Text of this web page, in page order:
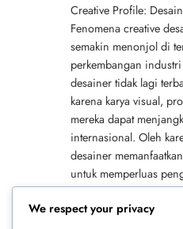
Creative Profile:
Fenomena creative
semakin menonjol di
perkembangan
desainer tidak lagi
karena karya visual,
mereka dapat
internasional. Oleh
desainer
untuk memperluas
memperkuat reputasi
…
We respect your privacy